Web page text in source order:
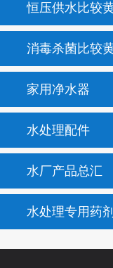
家用净水器
水处理配件
水厂产品总汇
水处理专用药剂